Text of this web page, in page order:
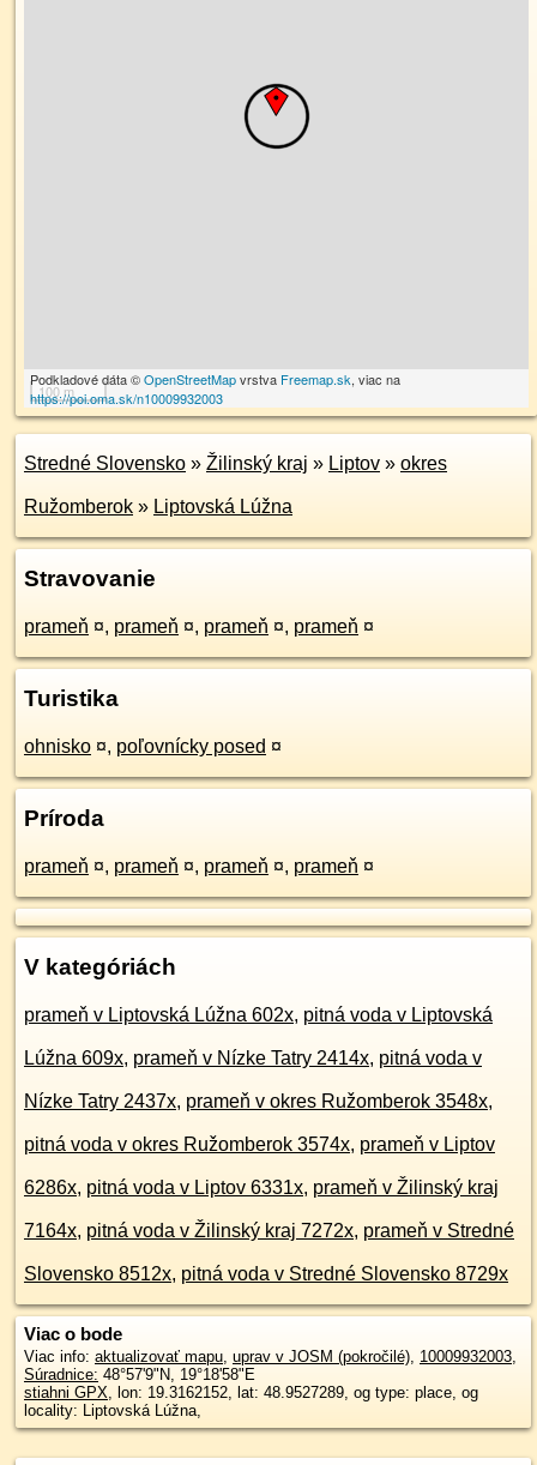
100 m
Podkladové dáta ©OpenStreetMapvrstva Freemap.sk, viac na
https://poi.oma.sk/n10009932003
Stredné Slovensko » Žilinský kraj » Liptov » okres
Ružomberok » Liptovská Lúžna
Stravovanie
prameň ¤, prameň ¤, prameň ¤, prameň ¤
Turistika
ohnisko ¤, poľovnícky posed ¤
Príroda
prameň ¤, prameň ¤, prameň ¤, prameň ¤
V kategóriách
prameň v Liptovská Lúžna 602x, pitná voda v Liptovská
Lúžna 609x, prameň v Nízke Tatry 2414x, pitná voda v
Nízke Tatry 2437x, prameň v okres Ružomberok 3548x,
pitná voda v okres Ružomberok 3574x, prameň v Liptov
6286x, pitná voda v Liptov 6331x, prameň v Žilinský kraj
7164x, pitná voda v Žilinský kraj 7272x, prameň v Stredné
Slovensko 8512x, pitná voda v Stredné Slovensko 8729x
Viac o bode
Viac info: aktualizovať mapu, uprav v JOSM (pokročilé), 10009932003,
Súradnice: 48°57'9"N, 19°18'58"E
stiahni GPX, lon: 19.3162152, lat: 48.9527289, og type: place, og
locality: Liptovská Lúžna,